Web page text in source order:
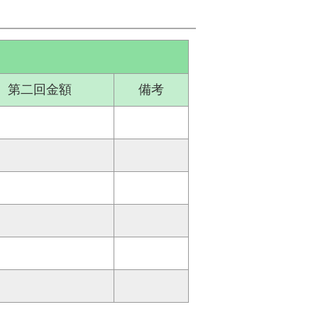
第二回金額 備考